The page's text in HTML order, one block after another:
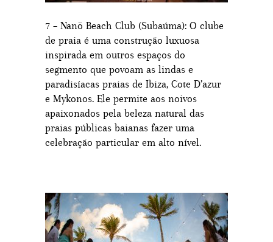
7 – Nanö Beach Club (Subaúma): O clube
de praia é uma construção luxuosa
inspirada em outros espaços do
segmento que povoam as lindas e
paradisíacas praias de Ibiza, Cote D’azur
e Mykonos. Ele permite aos noivos
apaixonados pela beleza natural das
praias públicas baianas fazer uma
celebração particular em alto nível.